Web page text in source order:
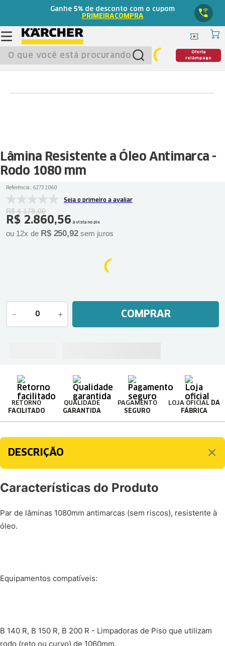
Ganhe 5% de desconto com o cupom
PRIMEIRACOMPRA
O que você está procurando?
Oferta
relâmpago
Lâmina Resistente a Óleo Antimarca -
Rodo 1080 mm
Referência:: 62732060
Seja o primeiro a avaliar
R$ 4.178,00
R$ 2.860,56 à vista no pix
ou 12x de R$ 250,92 sem juros
＋
－ COMPRAR
RETORNO
FACILITADO
QUALIDADE
GARANTIDA
PAGAMENTO
SEGURO
LOJA OFICIAL DA
FÁBRICA
DESCRIÇÃO
Características do Produto
Par de lâminas 1080mm antimarcas (sem riscos), resistente à
óleo.
Equipamentos compatíveis:
B 140 R, B 150 R, B 200 R - Limpadoras de Piso que utilizam
rodo (reto ou curvo) de 1060mm.